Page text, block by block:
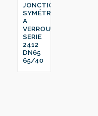
JONCTION
SYMÉTRIQUE
A
VERROU
SERIE
2412
DN65
65/40